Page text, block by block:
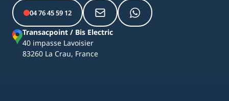
04 76 45 59 12
Transacpoint / Bis Electric
40 impasse Lavoisier
83260 La Crau, France